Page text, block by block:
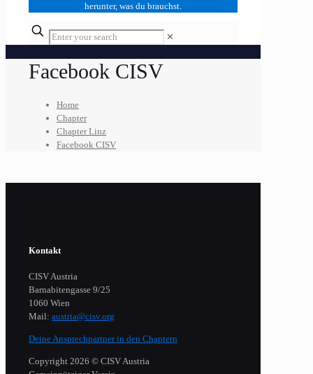
herunter, was du brauchst.
✕
Facebook CISV
Home
Chapter
Chapter Linz
Facebook CISV
Kontakt
CISV Austria
Barnabitengasse 9/25
1060 Wien
Mail: austria@cisv.org
Deine Ansprechpartner in den Chaptern
Copyright 2026 © CISV Austria